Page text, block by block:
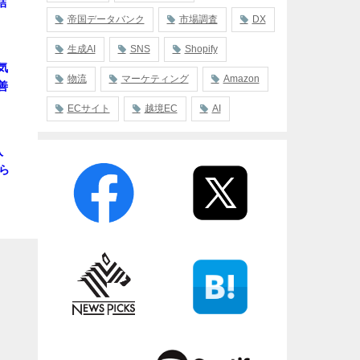
帝国データバンク 市場調査 DX
生成AI SNS Shopify
物流 マーケティング Amazon
ECサイト 越境EC AI